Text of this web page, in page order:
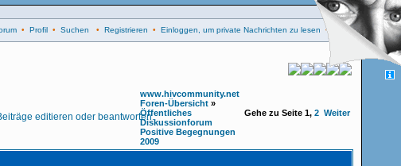
• Profil• Suchen • Registrieren • Einloggen, um private Nachrichten zu lesen • Login
www.hivcommunity.net
Foren-Übersicht»
Öffentliches
Diskussionforum
Positive Begegnungen
2009
Gehe zu Seite 1, 2 Weiter